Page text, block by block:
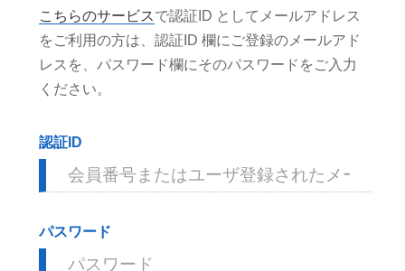
こちらのサービスで認証ID としてメールアドレス
をご利用の方は、認証ID 欄にご登録のメールアド
レスを、パスワード欄にそのパスワードをご入力
ください。
認証ID
パスワード